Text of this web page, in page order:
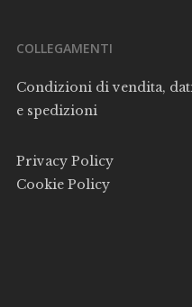
COLLEGAMENTI
Condizioni di vendita,
e spedizioni
Privacy Policy
Cookie Policy